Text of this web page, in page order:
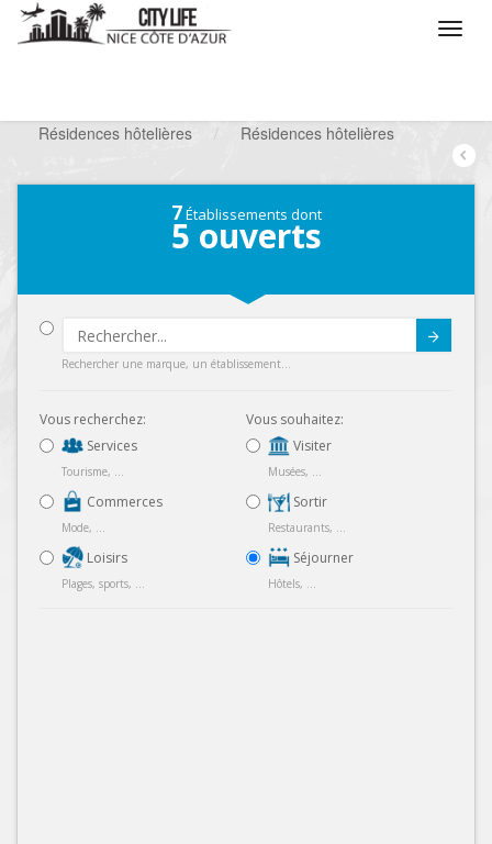
Résidences hôtelières
/ Résidences hôtelières
7Établissements dont
5 ouverts
Rechercher une marque, un établissement...
Vous recherchez:
Services
Tourisme, ...
Commerces
Mode, ...
Loisirs
Plages, sports, ...
Vous souhaitez:
Visiter
Musées, ...
Sortir
Restaurants, ...
Séjourner
Hôtels, ...